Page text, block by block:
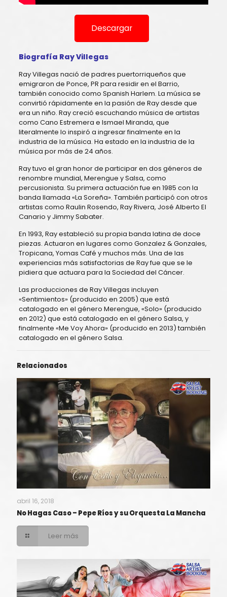
Descargar
Biografía Ray Villegas
Ray Villegas nació de padres puertorriqueños que
emigraron de Ponce, PR para residir en el Barrio,
también conocido como Spanish Harlem. La música se
convirtió rápidamente en la pasión de Ray desde que
era un niño. Ray creció escuchando música de artistas
como Cano Estremera e Ismael Miranda, que
literalmente lo inspiró a ingresar finalmente en la
industria de la música. Ha estado en la industria de la
música por más de 24 años.
Ray tuvo el gran honor de participar en dos géneros de
renombre mundial, Merengue y Salsa, como
percusionista. Su primera actuación fue en 1985 con la
banda llamada «La Soreña». También participó con otros
artistas como Raulin Rosendo, Ray Rivera, José Alberto El
Canario y Jimmy Sabater.
En 1993, Ray estableció su propia banda latina de doce
piezas. Actuaron en lugares como Gonzalez & Gonzales,
Tropicana, Yomas Café y muchos más. Una de las
experiencias más satisfactorias de Ray fue que se le
pidiera que actuara para la Sociedad del Cáncer.
Las producciones de Ray Villegas incluyen
«Sentimientos» (producido en 2005) que está
catalogado en el género Merengue, «Solo» (producido
en 2012) que está catalogado en el género Salsa, y
finalmente «Me Voy Ahora» (producido en 2013) también
catalogado en el género Salsa.
Relacionados
abril 16, 2018
No Hagas Caso – Pepe Ríos y su Orquesta La Mancha
Leer más